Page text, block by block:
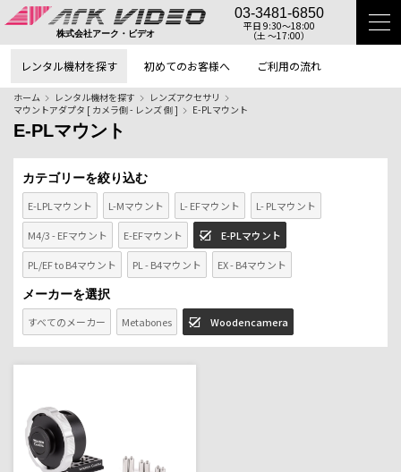
株式会社アーク・ビデオ
03-3481-6850
平日 9:30〜18:00
（土 〜17:00）
レンタル機材を探す 初めてのお客様へ ご利用の流れ
ホーム レンタル機材を探す
レンズアクセサリ
マウントアダプタ [ カメラ側 - レンズ 側 ]
E-PLマウント
E-PLマウント
カテゴリーを絞り込む
E-LPLマウント
L-Mマウント L- EFマウント L- PLマウント
M4/3 - EFマウント E-EFマウント E-PLマウント
PL/EF to B4マウント PL - B4マウント EX - B4マウント
メーカーを選択
すべてのメーカー
Metabones Woodencamera